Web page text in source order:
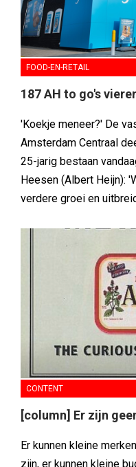
FOOD-EN-RETAIL
187 AH to go's
'Koekje meneer?' De
Amsterdam Centraal
25-jarig bestaan
Heesen (Albert Heijn):
verdere groei en
CONTENT
[column] Er zijn
Er kunnen kleine
zijn, er kunnen kleine